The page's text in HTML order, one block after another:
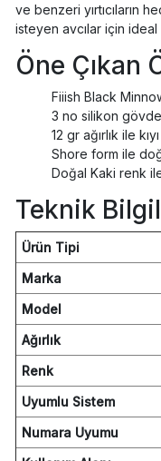
ve benzeri yırtıcıların
isteyen avcılar için ideal
Öne Çıkan
Fiiish Black
3 no silikon
12 gr ağırlık ile
Shore form ile
Doğal Kaki renk
Teknik
Ürün Tipi
Marka
Model
Ağırlık
Renk
Uyumlu Sistem
Numara Uyumu